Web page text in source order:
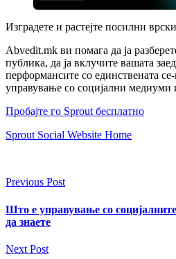
Изградете и растејте посилни
Abvedit.mk ви помага да ја
публика, да ја вклучите вашата
перформансите со единствената
управување со социјални медиуми
Пробајте го Sprout бесплатно
Sprout Social Website Home
Previous Post
Што е управување со
да знаете
Next Post